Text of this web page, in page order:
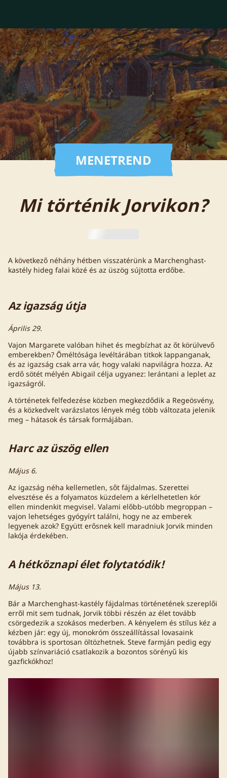
MENETREND
Mi történik Jorvikon?
A következő néhány hétben visszatérünk a Marchenghast-
kastély hideg falai közé és az üszög sújtotta erdőbe.
Az igazság útja
Április 29.
Vajon Margarete valóban hihet és megbízhat az őt körülvevő
emberekben? Őméltósága levéltárában titkok lappanganak,
és az igazság csak arra vár, hogy valaki napvilágra hozza. Az
erdő sötét mélyén Abigail célja ugyanez: lerántani a leplet az
igazságról.
A történetek felfedezése közben megkezdődik a Regeösvény,
és a közkedvelt varázslatos lények még több változata jelenik
meg – hátasok és társak formájában.
Harc az üszög ellen
Május 6.
Az igazság néha kellemetlen, sőt fájdalmas. Szerettei
elvesztése és a folyamatos küzdelem a kérlelhetetlen kór
ellen mindenkit megvisel. Valami előbb-utóbb megroppan –
vajon lehetséges gyógyírt találni, hogy ne az emberek
legyenek azok? Együtt erősnek kell maradniuk Jorvik minden
lakója érdekében.
A hétköznapi élet folytatódik!
Május 13.
Bár a Marchenghast-kastély fájdalmas történetének szereplői
erről mit sem tudnak, Jorvik többi részén az élet tovább
csörgedezik a szokásos mederben. A kényelem és stílus kéz a
kézben jár: egy új, monokróm összeállítással lovasaink
továbbra is sportosan öltözhetnek. Steve farmján pedig egy
újabb színvariáció csatlakozik a bozontos sörényű kis
gazfickókhoz!